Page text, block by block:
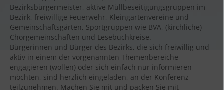
Bezirksbürgermeister, aktive Müllbeseitigungsgruppen im
Bezirk, freiwillige Feuerwehr, Kleingartenvereine und
Gemeinschaftsgärten, Sportgruppen wie BVA, (kirchliche)
Chorgemeinschaften und Lesebuchkreise.
Bürgerinnen und Bürger des Bezirks, die sich freiwillig und
aktiv in einem der vorgenannten Themenbereiche
engagieren (wollen) oder sich einfach nur informieren
möchten, sind herzlich eingeladen, an der Konferenz
teilzunehmen. Machen Sie mit und packen Sie mit